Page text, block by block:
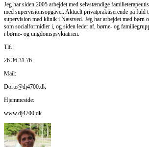
Jeg har siden 2005 arbejdet med selvstændige
med supervisionsopgaver. Aktuelt privatpraktiserende på fuld
supervision med klinik i Næstved. Jeg har arbejdet med børn
som socialformidler i, og siden leder af, børne- og
i børne- og ungdomspsykiatrien.
Tlf.:
26 36 31 76
Mail:
Dorte@dj4700.dk
Hjemmeside:
www.dj4700.dk